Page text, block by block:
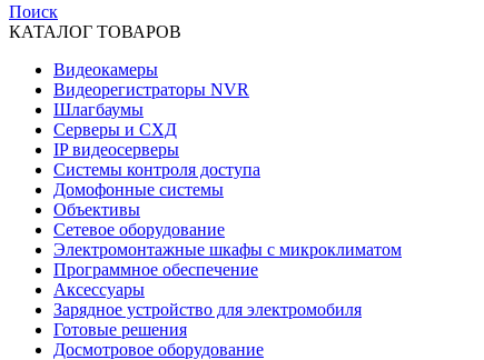
Поиск
КАТАЛОГ ТОВАРОВ
Видеокамеры
Видеорегистраторы NVR
Шлагбаумы
Серверы и СХД
IP видеосерверы
Системы контроля доступа
Домофонные системы
Объективы
Сетевое оборудование
Электромонтажные шкафы с микроклиматом
Программное обеспечение
Аксессуары
Зарядное устройство для электромобиля
Готовые решения
Досмотровое оборудование